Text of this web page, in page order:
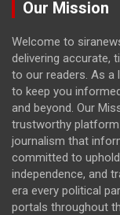
Our Mission
Welcome to
delivering accurate,
to our readers. As a
to keep you
and beyond. Our
trustworthy
journalism that
committed to
independence, and
era every political
portals throughout